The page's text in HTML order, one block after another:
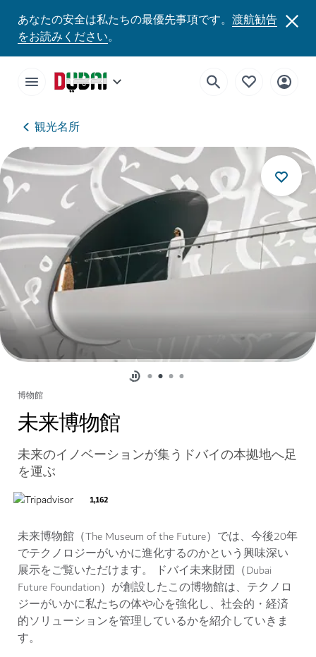
あなたの安全は私たちの最優先事項です。 渡航勧告
をお読みください。
観光名所
博物館
未来博物館
未来のイノベーションが集うドバイの本拠地へ足
を運ぶ
1,162
未来博物館（The Museum of the Future）では、今後20年
でテクノロジーがいかに進化するのかという興味深い
展示をご覧いただけます。 ドバイ未来財団（Dubai
Future Foundation）が創設したこの博物館は、テクノロ
ジーがいかに私たちの体や心を強化し、社会的・経済
的ソリューションを管理しているかを紹介していきま
す。